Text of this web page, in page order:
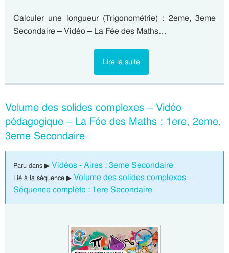
Calculer une longueur (Trigonométrie) : 2eme, 3eme
Secondaire – Vidéo – La Fée des Maths…
Lire la suite
Volume des solides complexes – Vidéo
pédagogique – La Fée des Maths : 1ere, 2eme,
3eme Secondaire
Paru dans ▶ Vidéos - Aires : 3eme Secondaire
Lié à la séquence ▶ Volume des solides complexes –
Séquence complète : 1ere Secondaire